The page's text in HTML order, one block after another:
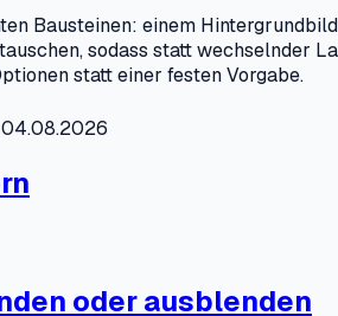
Bausteinen: einem
sodass statt wechselnder
statt einer festen Vorgabe.
oder ausblenden